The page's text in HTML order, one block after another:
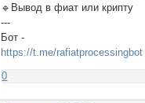
🔹Вывод в фиат или крипту
---
Бот -
https://t.me/rafiatprocessingbot
0